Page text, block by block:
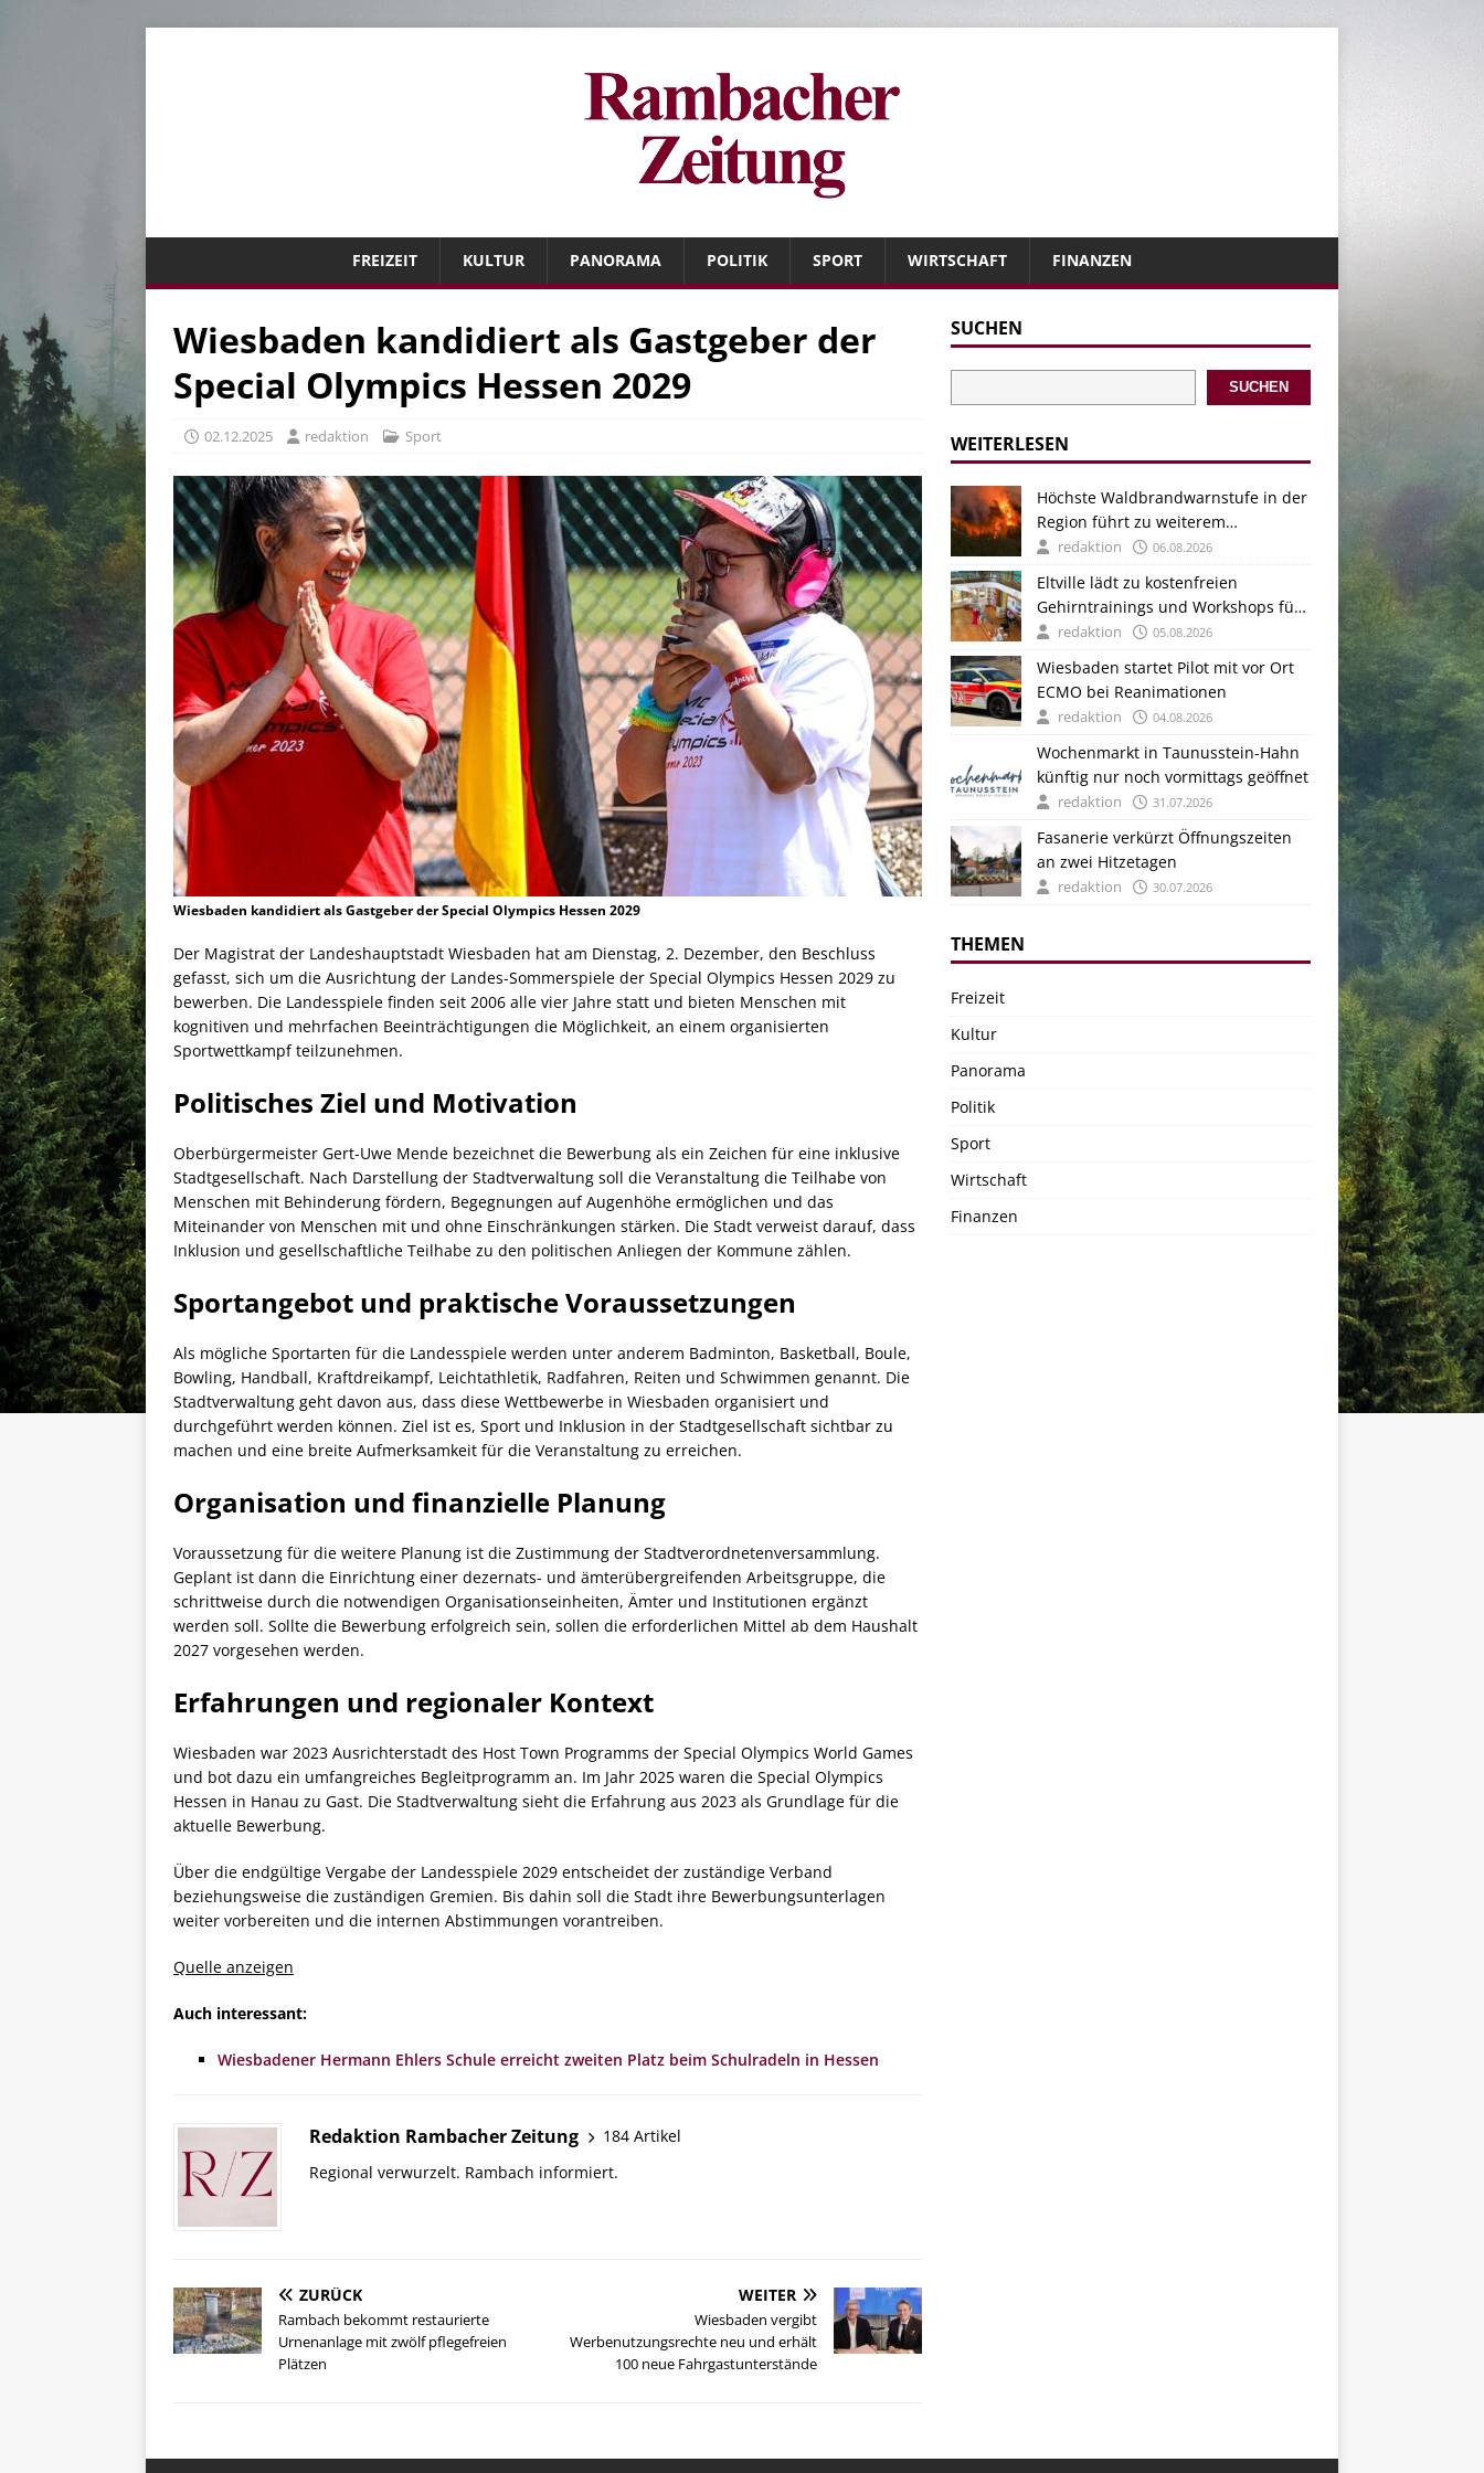
FREIZEIT KULTUR PANORAMA POLITIK SPORT WIRTSCHAFT FINANZEN
Wiesbaden kandidiert als Gastgeber der
Special Olympics Hessen 2029
02.12.2025 redaktion Sport
Wiesbaden kandidiert als Gastgeber der Special Olympics Hessen 2029
Der Magistrat der Landeshauptstadt Wiesbaden hat am Dienstag, 2. Dezember, den Beschluss
gefasst, sich um die Ausrichtung der Landes-Sommerspiele der Special Olympics Hessen 2029 zu
bewerben. Die Landesspiele finden seit 2006 alle vier Jahre statt und bieten Menschen mit
kognitiven und mehrfachen Beeinträchtigungen die Möglichkeit, an einem organisierten
Sportwettkampf teilzunehmen.
Politisches Ziel und Motivation
Oberbürgermeister Gert-Uwe Mende bezeichnet die Bewerbung als ein Zeichen für eine inklusive
Stadtgesellschaft. Nach Darstellung der Stadtverwaltung soll die Veranstaltung die Teilhabe von
Menschen mit Behinderung fördern, Begegnungen auf Augenhöhe ermöglichen und das
Miteinander von Menschen mit und ohne Einschränkungen stärken. Die Stadt verweist darauf, dass
Inklusion und gesellschaftliche Teilhabe zu den politischen Anliegen der Kommune zählen.
Sportangebot und praktische Voraussetzungen
Als mögliche Sportarten für die Landesspiele werden unter anderem Badminton, Basketball, Boule,
Bowling, Handball, Kraftdreikampf, Leichtathletik, Radfahren, Reiten und Schwimmen genannt. Die
Stadtverwaltung geht davon aus, dass diese Wettbewerbe in Wiesbaden organisiert und
durchgeführt werden können. Ziel ist es, Sport und Inklusion in der Stadtgesellschaft sichtbar zu
machen und eine breite Aufmerksamkeit für die Veranstaltung zu erreichen.
Organisation und finanzielle Planung
Voraussetzung für die weitere Planung ist die Zustimmung der Stadtverordnetenversammlung.
Geplant ist dann die Einrichtung einer dezernats- und ämterübergreifenden Arbeitsgruppe, die
schrittweise durch die notwendigen Organisationseinheiten, Ämter und Institutionen ergänzt
werden soll. Sollte die Bewerbung erfolgreich sein, sollen die erforderlichen Mittel ab dem Haushalt
2027 vorgesehen werden.
Erfahrungen und regionaler Kontext
Wiesbaden war 2023 Ausrichterstadt des Host Town Programms der Special Olympics World Games
und bot dazu ein umfangreiches Begleitprogramm an. Im Jahr 2025 waren die Special Olympics
Hessen in Hanau zu Gast. Die Stadtverwaltung sieht die Erfahrung aus 2023 als Grundlage für die
aktuelle Bewerbung.
Über die endgültige Vergabe der Landesspiele 2029 entscheidet der zuständige Verband
beziehungsweise die zuständigen Gremien. Bis dahin soll die Stadt ihre Bewerbungsunterlagen
weiter vorbereiten und die internen Abstimmungen vorantreiben.
Quelle anzeigen
Auch interessant:
Wiesbadener Hermann Ehlers Schule erreicht zweiten Platz beim Schulradeln in Hessen
Redaktion Rambacher Zeitung
184 Artikel
Regional verwurzelt. Rambach informiert.
ZURÜCK
Rambach bekommt restaurierte
Urnenanlage mit zwölf pflegefreien
Plätzen
WEITER
Wiesbaden vergibt
Werbenutzungsrechte neu und erhält
100 neue Fahrgastunterstände
SUCHEN
SUCHEN
WEITERLESEN
Höchste Waldbrandwarnstufe in der
Region führt zu weiterem
Feuerverbot auf kommunalen
Grillplätzen
redaktion 06.08.2026
Eltville lädt zu kostenfreien
Gehirntrainings und Workshops für
ältere Menschen im September
redaktion 05.08.2026
Wiesbaden startet Pilot mit vor Ort
ECMO bei Reanimationen
redaktion 04.08.2026
Wochenmarkt in Taunusstein-Hahn
künftig nur noch vormittags geöffnet
redaktion 31.07.2026
Fasanerie verkürzt Öffnungszeiten
an zwei Hitzetagen
redaktion 30.07.2026
THEMEN
Freizeit
Kultur
Panorama
Politik
Sport
Wirtschaft
Finanzen